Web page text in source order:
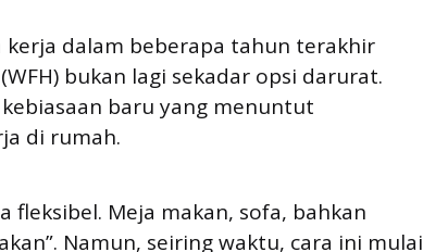
kerja dalam beberapa tahun terakhir
bukan lagi sekadar opsi darurat.
baru yang menuntut
di rumah.
fleksibel. Meja makan, sofa, bahkan
Namun, seiring waktu, cara ini mulai